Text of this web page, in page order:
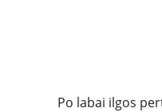
Po labai ilgos